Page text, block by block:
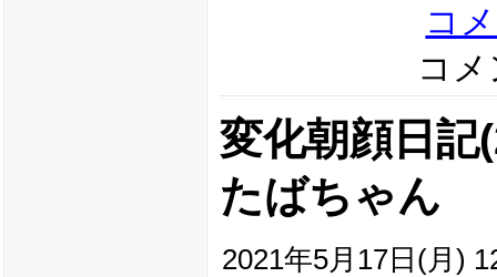
コ
コ
変化朝顔日記
たばちゃん
2021年5月17日(月)